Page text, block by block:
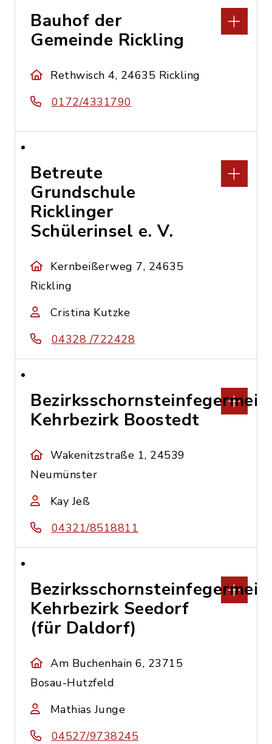
Bauhof der
Gemeinde Rickling
Rethwisch 4, 24635 Rickling
0172/4331790
Betreute
Grundschule
Ricklinger
Schülerinsel e. V.
Kernbeißerweg 7, 24635
Rickling
Cristina Kutzke
04328 /722428
Kehrbezirk Boostedt
Wakenitzstraße 1, 24539
Neumünster
Kay Jeß
04321/8518811
Kehrbezirk Seedorf
(für Daldorf)
Am Buchenhain 6, 23715
Bosau-Hutzfeld
Mathias Junge
04527/9738245